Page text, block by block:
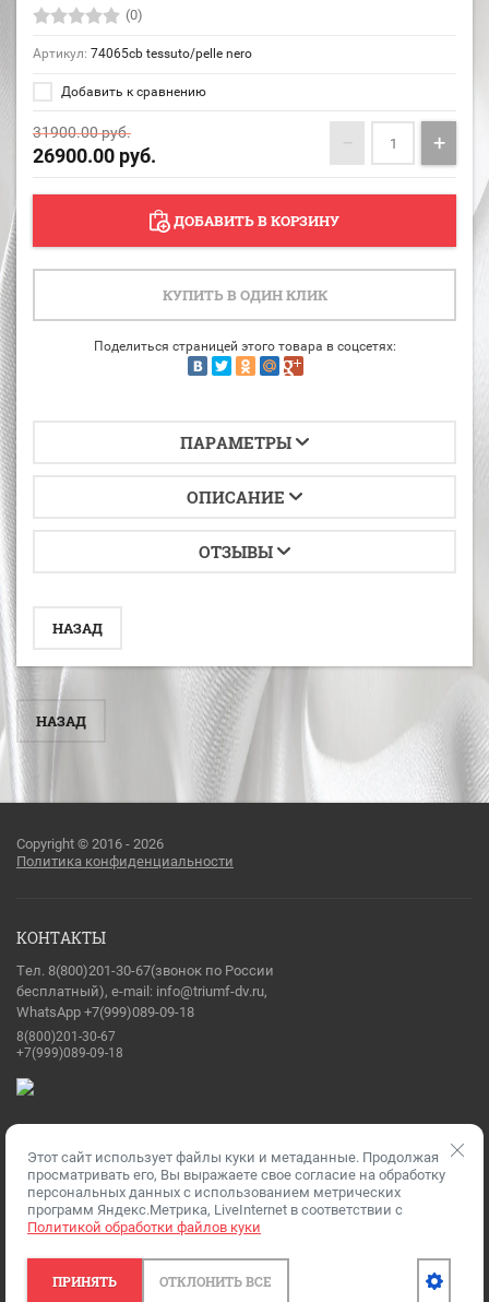
(0)
Артикул: 74065cb tessuto/pelle nero
Добавить к сравнению
31900.00руб.
26900.00 руб. − +
ДОБАВИТЬ В КОРЗИНУ
КУПИТЬ В ОДИН КЛИК
Поделиться страницей этого товара в соцсетях:
ПАРАМЕТРЫ
ОПИСАНИЕ
ОТЗЫВЫ
НАЗАД
НАЗАД
Copyright © 2016 - 2026
Политика конфиденциальности
КОНТАКТЫ
Тел. 8(800)201-30-67(звонок по России
бесплатный), e-mail: info@triumf-dv.ru,
WhatsApp +7(999)089-09-18
8(800)201-30-67
+7(999)089-09-18
Разработка сайтов— Мегагрупп.ру
Этот сайт использует файлы куки и метаданные. Продолжая
просматривать его, Вы выражаете свое согласие на обработку
персональных данных с использованием метрических
программ Яндекс.Метрика, LiveInternet в соответствии с
Политикой обработки файлов куки
ПРИНЯТЬ ОТКЛОНИТЬ ВСЕ